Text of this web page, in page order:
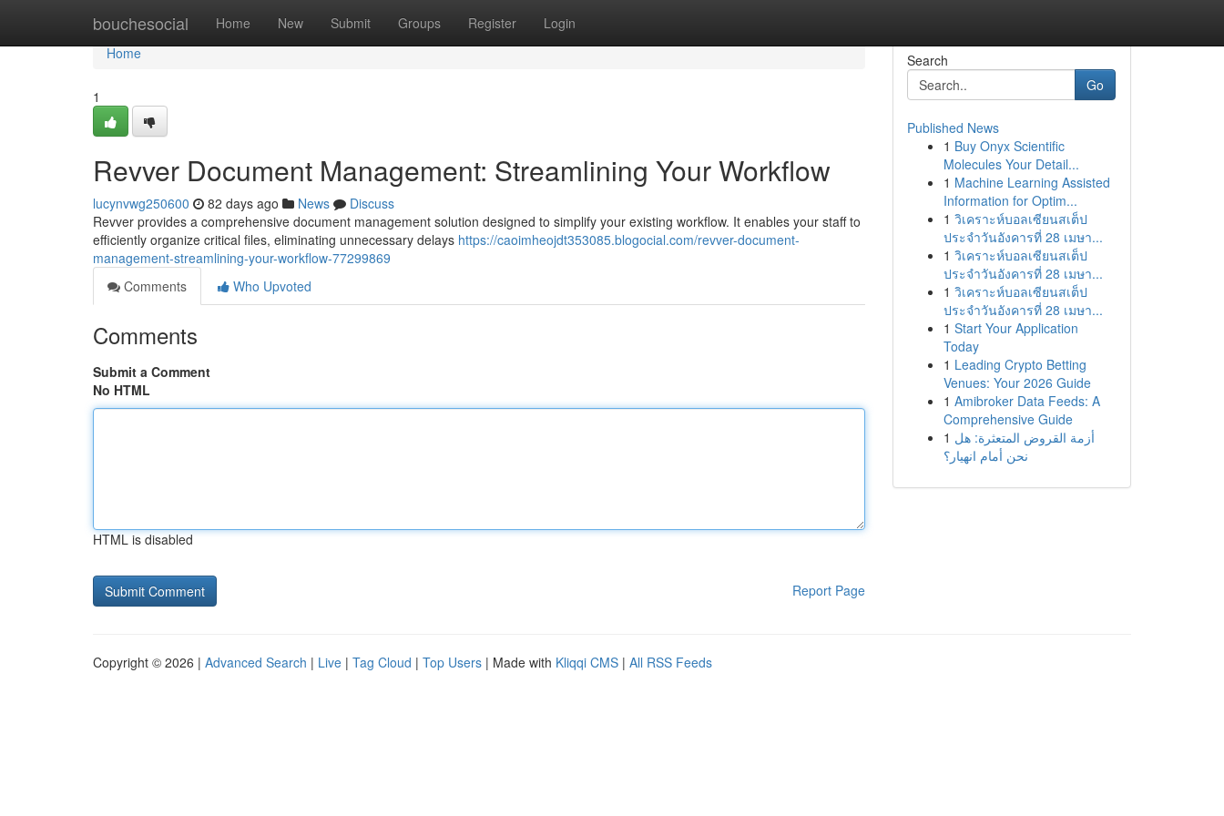
bouchesocial Home New Submit Groups Register Login
Home
Home
1
Revver Document Management: Streamlining Your Workflow
lucynvwg250600 82 days ago News
Discuss
Revver provides a comprehensive document management solution designed to simplify your existing workflow. It enables your staff to
efficiently organize critical files, eliminating unnecessary delays https://caoimheojdt353085.blogocial.com/revver-document-
management-streamlining-your-workflow-77299869
Comments
Who Upvoted
Comments
Submit a Comment
No HTML
HTML is disabled
Report Page
Search
Go
Published News
1 Buy Onyx Scientific
Molecules Your Detail...
1 Machine Learning Assisted
Information for Optim...
1 วิเคราะห์บอลเซียนสเต็ป
ประจำวันอังคารที่ 28 เมษา...
1 วิเคราะห์บอลเซียนสเต็ป
ประจำวันอังคารที่ 28 เมษา...
1 วิเคราะห์บอลเซียนสเต็ป
ประจำวันอังคารที่ 28 เมษา...
1 Start Your Application
Today
1 Leading Crypto Betting
Venues: Your 2026 Guide
1 Amibroker Data Feeds: A
Comprehensive Guide
1 أزمة القروض المتعثرة: هل
نحن أمام انهيار؟
Copyright © 2026 | Advanced Search | Live | Tag Cloud | Top Users | Made with Kliqqi CMS | All RSS Feeds